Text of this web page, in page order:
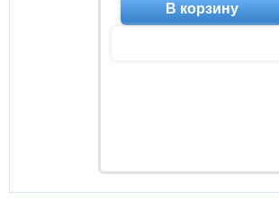
В корзину